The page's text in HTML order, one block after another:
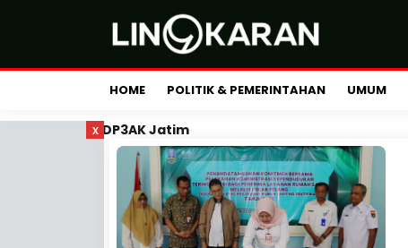
HOME POLITIK & PEMERINTAHAN UMUM
x DP3AK Jatim